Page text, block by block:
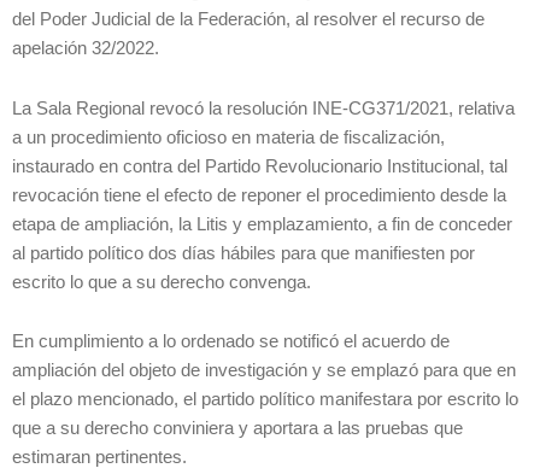
del Poder Judicial de la Federación, al resolver el recurso de
apelación 32/2022.
La Sala Regional revocó la resolución INE-CG371/2021, relativa
a un procedimiento oficioso en materia de fiscalización,
instaurado en contra del Partido Revolucionario Institucional, tal
revocación tiene el efecto de reponer el procedimiento desde la
etapa de ampliación, la Litis y emplazamiento, a fin de conceder
al partido político dos días hábiles para que manifiesten por
escrito lo que a su derecho convenga.
En cumplimiento a lo ordenado se notificó el acuerdo de
ampliación del objeto de investigación y se emplazó para que en
el plazo mencionado, el partido político manifestara por escrito lo
que a su derecho conviniera y aportara a las pruebas que
estimaran pertinentes.